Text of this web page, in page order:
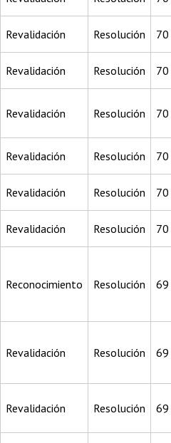
Revalidación Resolución 70
Revalidación Resolución 70
Revalidación Resolución 70
Revalidación Resolución 70
Revalidación Resolución 70
Revalidación Resolución 70
Reconocimiento Resolución 69
Revalidación Resolución 69
Revalidación Resolución 69